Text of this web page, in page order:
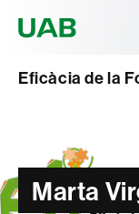
Eficàcia de la
Marta